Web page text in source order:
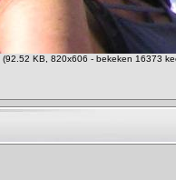
(92.52 KB, 820x606 - bekeken 16373